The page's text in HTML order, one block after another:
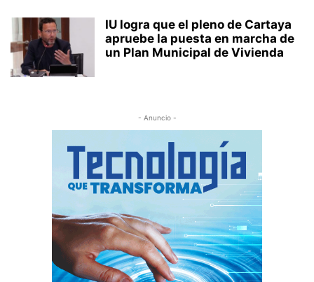
IU logra que el pleno de Cartaya
apruebe la puesta en marcha de
un Plan Municipal de Vivienda
- Anuncio -